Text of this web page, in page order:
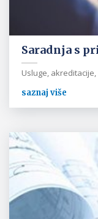
Saradnja s
Usluge,
saznaj više